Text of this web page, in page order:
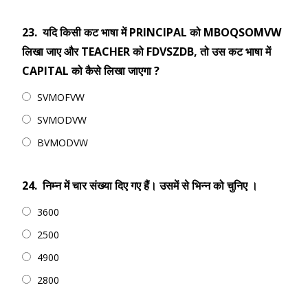
23. यदि किसी कट भाषा में PRINCIPAL को MBOQSOMVW
लिखा जाए और TEACHER को FDVSZDB, तो उस कट भाषा में
CAPITAL को कैसे लिखा जाएगा ?
SVMOFVW
SVMODVW
BVMODVW
24. निम्न में चार संख्या दिए गए हैं। उसमें से भिन्न को चुनिए ।
3600
2500
4900
2800